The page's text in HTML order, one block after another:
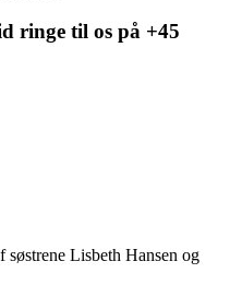
ringe til os på +45
søstrene Lisbeth Hansen og